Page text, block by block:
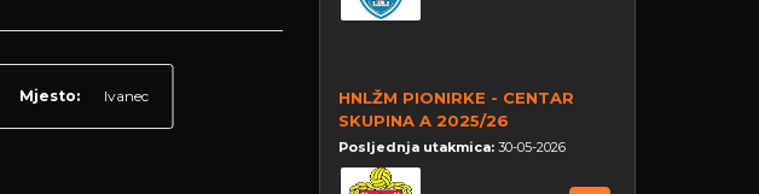
Mjesto: Ivanec
HNLŽM PIONIRKE - CENTAR
SKUPINA A 2025/26
Posljednja utakmica: 30-05-2026